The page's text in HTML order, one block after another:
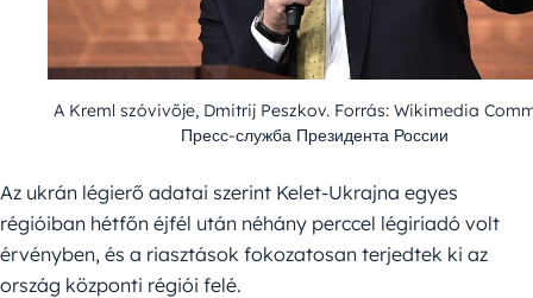
A Kreml szóvivője, Dmitrij Peszkov. Forrás: Wikimedia
Пресс-служба Президента России
Az ukrán légierő adatai szerint Kelet-Ukrajna egyes
régióiban hétfőn éjfél után néhány perccel légiriadó volt
érvényben, és a riasztások fokozatosan terjedtek ki az
ország központi régiói felé.